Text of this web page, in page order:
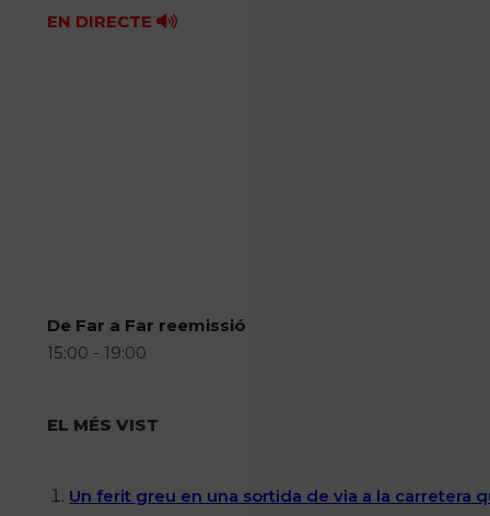
Fes-te'n soci!
EN DIRECTE
De Far a Far reemissió
15:00 - 19:00
EL MÉS VIST
Un ferit greu en una sortida de via a la carretera